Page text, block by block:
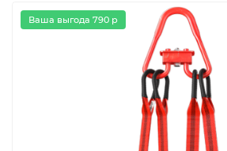
Ваша выгода 790 р